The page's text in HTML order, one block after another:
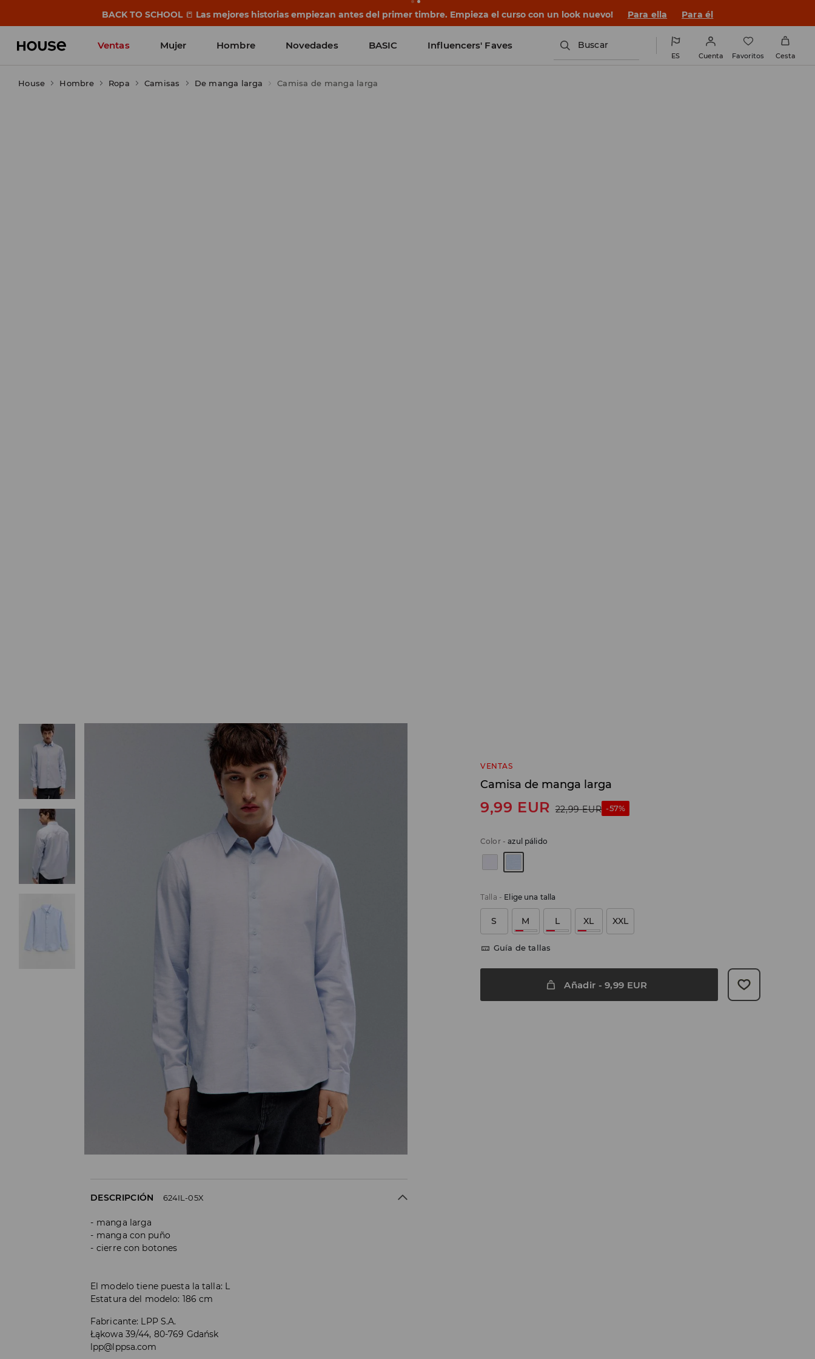
BACK TO SCHOOL 📒 Las mejores historias empiezan antes del primer timbre. Empieza el curso con un look nuevo! Para ella Para él
Ventas Mujer Hombre Novedades BASIC Influencers' Faves Buscar
ES Cuenta Favoritos Cesta
House Hombre Ropa Camisas De manga larga Camisa de manga larga
VENTAS
Camisa de manga larga
9,99 EUR 22,99 EUR -57%
Color-azul pálido
Talla - Elige una talla
S M L XL XXL
Guía de tallas
Añadir -9,99 EUR
DESCRIPCIÓN 624IL-05X
manga larga
manga con puño
cierre con botones
El modelo tiene puesta la talla: L
Estatura del modelo: 186 cm
Fabricante: LPP S.A.
Łąkowa 39/44, 80-769 Gdańsk
lpp@lppsa.com